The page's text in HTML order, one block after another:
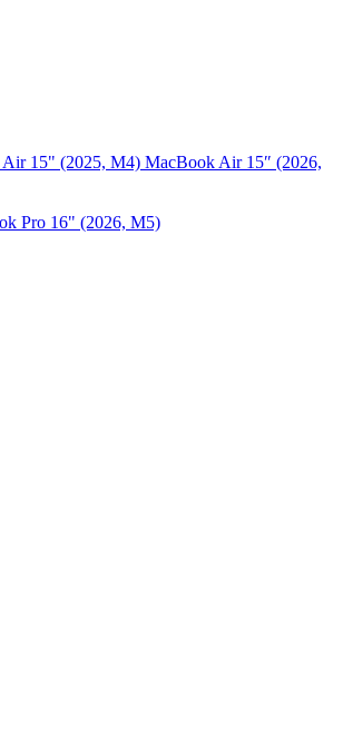
15" (2025, M4) MacBook Air 15″ (2026,
Pro 16" (2026, M5)